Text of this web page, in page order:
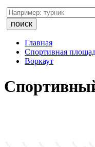
поиск
Главная
Спортивная
Воркаут